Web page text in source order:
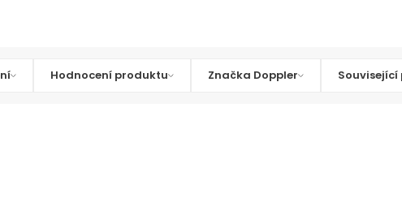
Hodnocení produktu Značka Doppler